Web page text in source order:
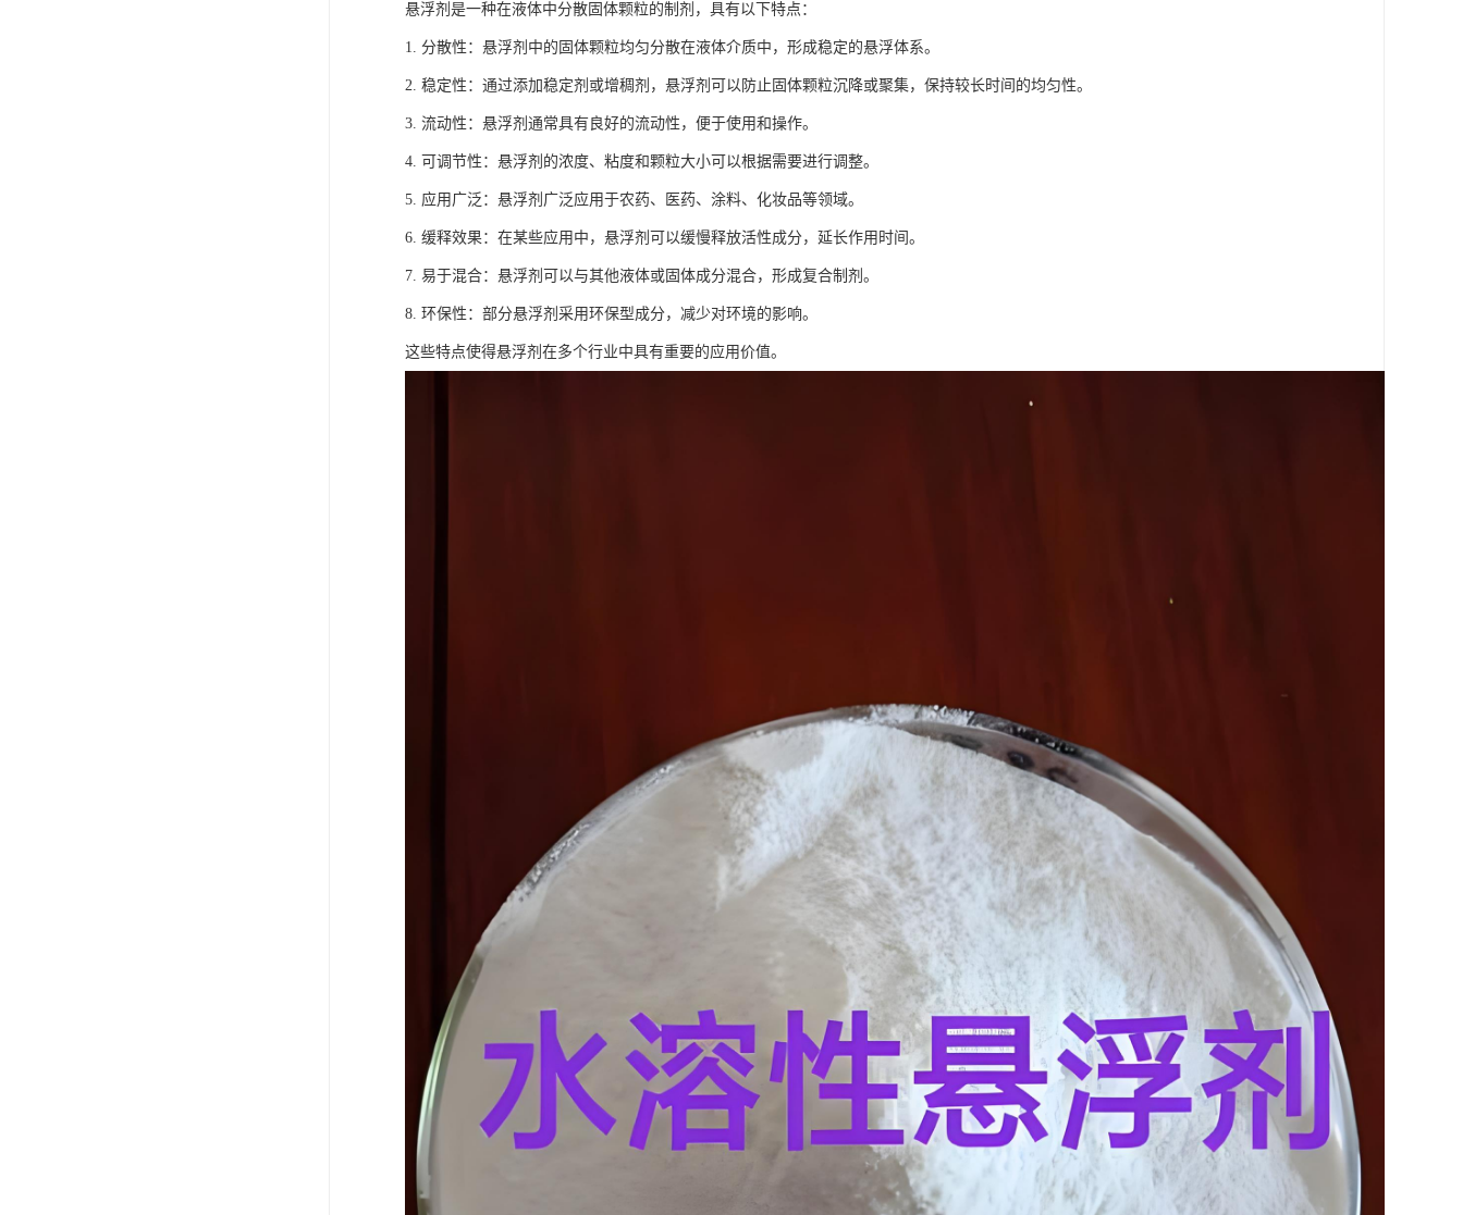
悬浮剂是一种在液体中分散固体颗粒的制剂，具有以下特点：
1. 分散性：悬浮剂中的固体颗粒均匀分散在液体介质中，形成稳定的悬浮体系。
2. 稳定性：通过添加稳定剂或增稠剂，悬浮剂可以防止固体颗粒沉降或聚集，保持较长时间的均匀性。
3. 流动性：悬浮剂通常具有良好的流动性，便于使用和操作。
4. 可调节性：悬浮剂的浓度、粘度和颗粒大小可以根据需要进行调整。
5. 应用广泛：悬浮剂广泛应用于农药、医药、涂料、化妆品等领域。
6. 缓释效果：在某些应用中，悬浮剂可以缓慢释放活性成分，延长作用时间。
7. 易于混合：悬浮剂可以与其他液体或固体成分混合，形成复合制剂。
8. 环保性：部分悬浮剂采用环保型成分，减少对环境的影响。
这些特点使得悬浮剂在多个行业中具有重要的应用价值。